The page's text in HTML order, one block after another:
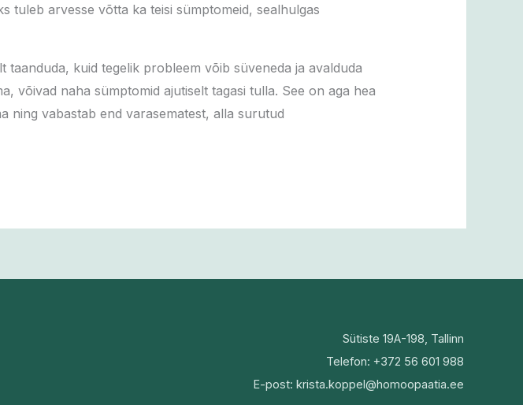
tuleb arvesse võtta ka teisi sümptomeid, sealhulgas
taanduda, kuid tegelik probleem võib süveneda ja avalduda
võivad naha sümptomid ajutiselt tagasi tulla. See on aga hea
ning vabastab end varasematest, alla surutud
Sütiste 19A-198, Tallinn
Telefon: +372 56 601 988
E-post: krista.koppel@homoopaatia.ee